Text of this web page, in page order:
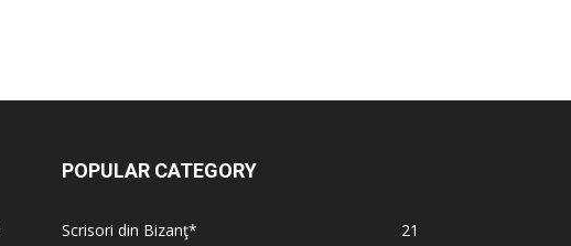
POPULAR CATEGORY
Scrisori din Bizanţ* 21